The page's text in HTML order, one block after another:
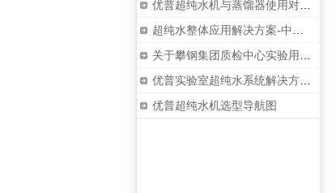
优普超纯水机选型导航图